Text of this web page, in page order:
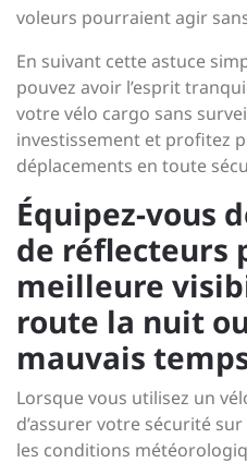
voleurs pourraient agir
En suivant cette astuce
pouvez avoir l’esprit
votre vélo cargo sans
investissement et profitez
déplacements en toute
Équipez-vous
de réflecteurs
meilleure
route la nuit
mauvais
Lorsque vous utilisez un
d’assurer votre sécurité
les conditions